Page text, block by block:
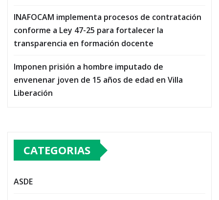
INAFOCAM implementa procesos de contratación
conforme a Ley 47-25 para fortalecer la
transparencia en formación docente
Imponen prisión a hombre imputado de
envenenar joven de 15 años de edad en Villa
Liberación
CATEGORIAS
ASDE